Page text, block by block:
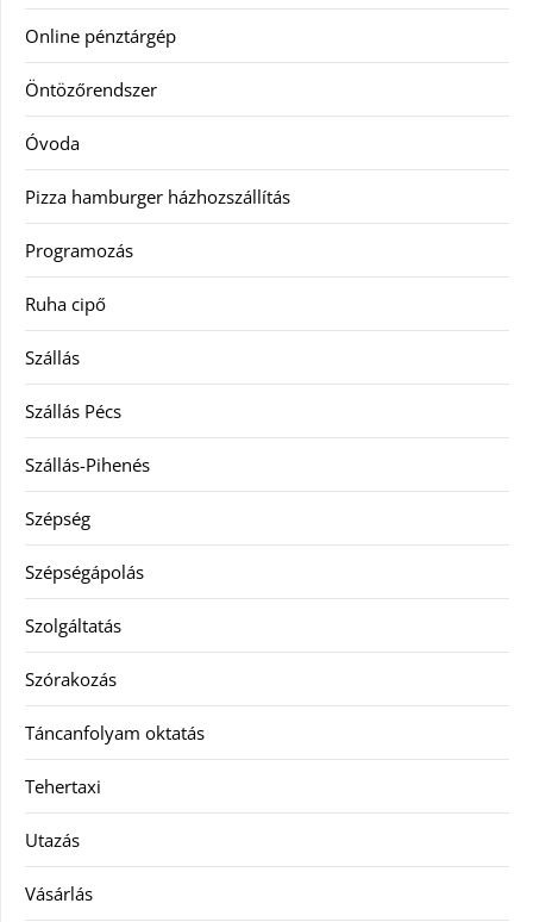
Online pénztárgép
Öntözőrendszer
Óvoda
Pizza hamburger házhozszállítás
Programozás
Ruha cipő
Szállás
Szállás Pécs
Szállás-Pihenés
Szépség
Szépségápolás
Szolgáltatás
Szórakozás
Táncanfolyam oktatás
Tehertaxi
Utazás
Vásárlás